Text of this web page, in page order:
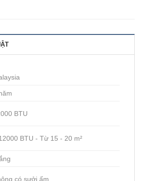
BTU
BTU - Từ 15 - 20 m²
có sưởi ấm